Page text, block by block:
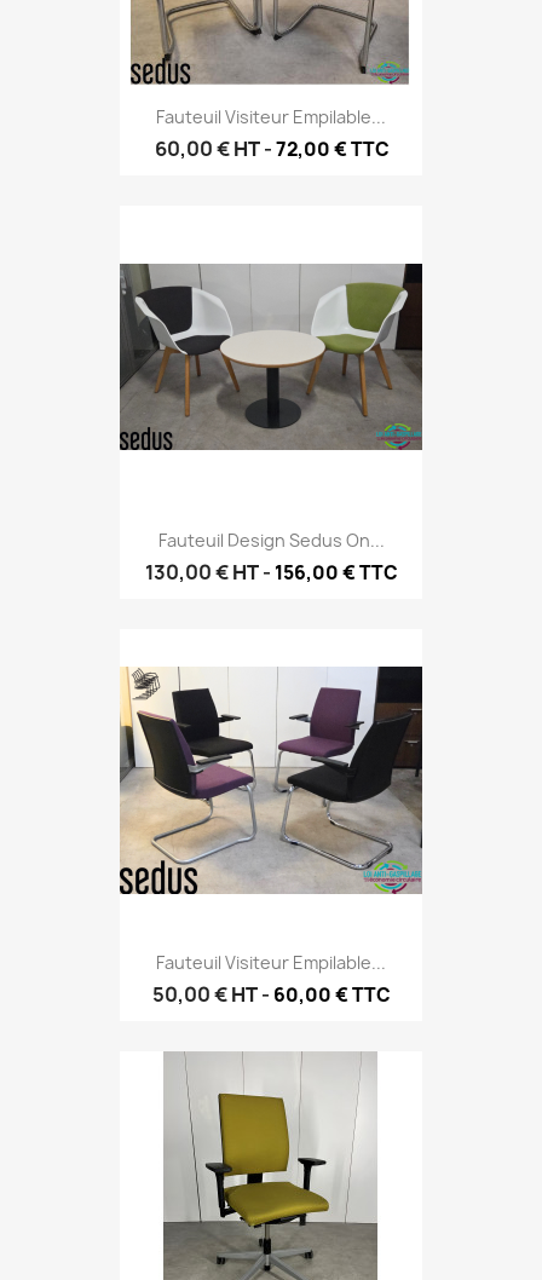
Fauteuil Visiteur Empilable...
60,00 €HT-72,00 € TTC
Fauteuil Design Sedus On...
130,00 €HT- 156,00 € TTC
Fauteuil Visiteur Empilable...
50,00 €HT- 60,00 € TTC